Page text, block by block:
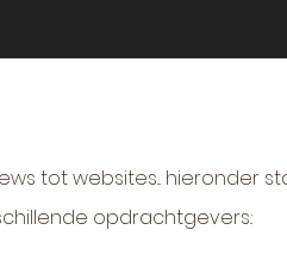
tot websites... hieronder
opdrachtgevers.: